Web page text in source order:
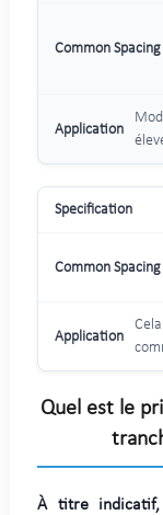
Quel est le
À titre